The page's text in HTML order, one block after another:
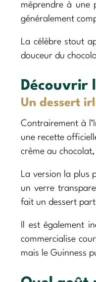
méprendre à une
généralement
La célèbre stout
douceur du
Découvrir
Un dessert
Contrairement à
une recette
crème au
La version la plus
un verre
fait un dessert
Il est également
commercialise
mais le Guinness